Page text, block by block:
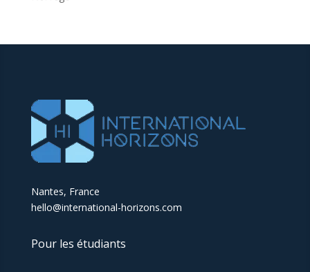
Nantes, France
hello@international-horizons.com
Pour les étudiants